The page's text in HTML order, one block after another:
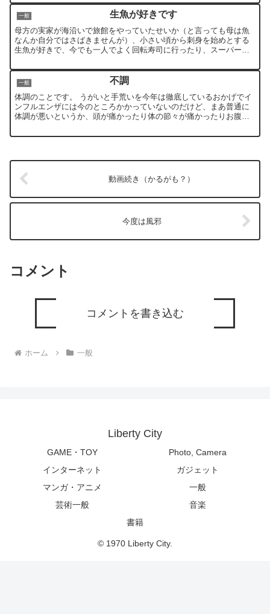
一般 生魚が好きです
母方の実家が海沿いで旅館をやっていたせいか（と言っても母は魚
なんか自分ではさばきませんが）、小さい頃から刺身を始めとする
生魚が好きで、今でも一人でよく回転寿司に行ったり、スーパーで
る...
一般 不調
体調のことです。 うがいと手荒いを今年は徹底しているおかげでイ
ンフルエンザには今のところかかっていないのだけど、まあ普通に
体調が悪いというか、頭が痛かったり体の節々が痛かったりお腹が
動画続き（かるがも？）
今度は風邪
コメント
コメントを書き込む
ホーム 一般
Liberty City
GAME・TOY
Photo, Camera
インターネット
ガジェット
マンガ・アニメ
一般
芸術一般
音楽
書籍
© 1970 Liberty City.